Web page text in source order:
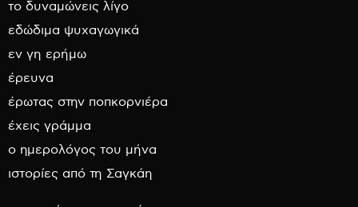
το δυναμώνεις λίγο
εδώδιμα ψυχαγωγικά
εν γη ερήμω
έρευνα
έρωτας στην ποπκορνιέρα
έχεις γράμμα
ο ημερολόγος του μήνα
ιστορίες από τη Σαγκάη